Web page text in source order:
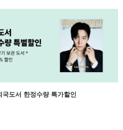
국도서 한정수량 특가할인